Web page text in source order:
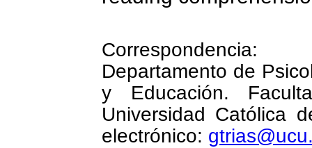
Departamento de
y Educación.
Universidad Católica
electrónico: